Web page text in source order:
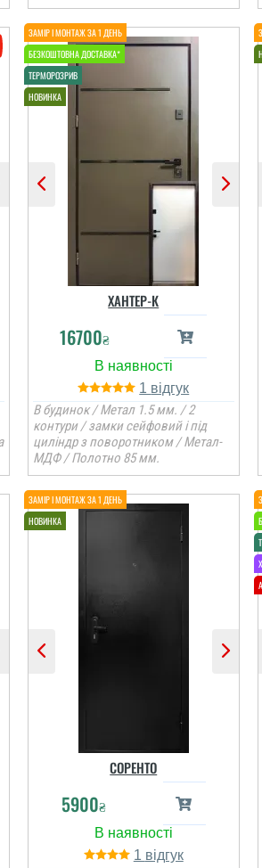
ХАНТЕР-К
16700₴
1
В будинок / Метал 1.5 мм. / 2
контури / замки сейфовий і під
циліндр з поворотником / Метал-
МДФ / Полотно 85 мм.
СОРЕНТО
5900₴
1